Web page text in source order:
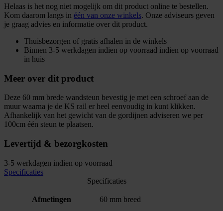
Helaas is het nog niet mogelijk om dit product online te bestellen.
Kom daarom langs in één van onze winkels. Onze adviseurs geven
je graag advies en informatie over dit product.
Thuisbezorgen of gratis afhalen in de winkels
Binnen 3-5 werkdagen indien op voorraad indien op voorraad
in huis
Meer over dit product
Deze 60 mm brede wandsteun bevestig je met een schroef aan de
muur waarna je de KS rail er heel eenvoudig in kunt klikken.
Afhankelijk van het gewicht van de gordijnen adviseren we per
100cm één steun te plaatsen.
Levertijd & bezorgkosten
3-5 werkdagen indien op voorraad
Specificaties
Specificaties
Afmetingen 60 mm breed